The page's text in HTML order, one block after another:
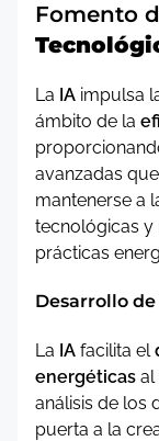
Fomento
La IA impulsa
ámbito de la
avanzadas
mantenerse a
tecnológicas y
prácticas
Desarrollo
La IA facilita el
energéticas al
análisis de los
puerta a la